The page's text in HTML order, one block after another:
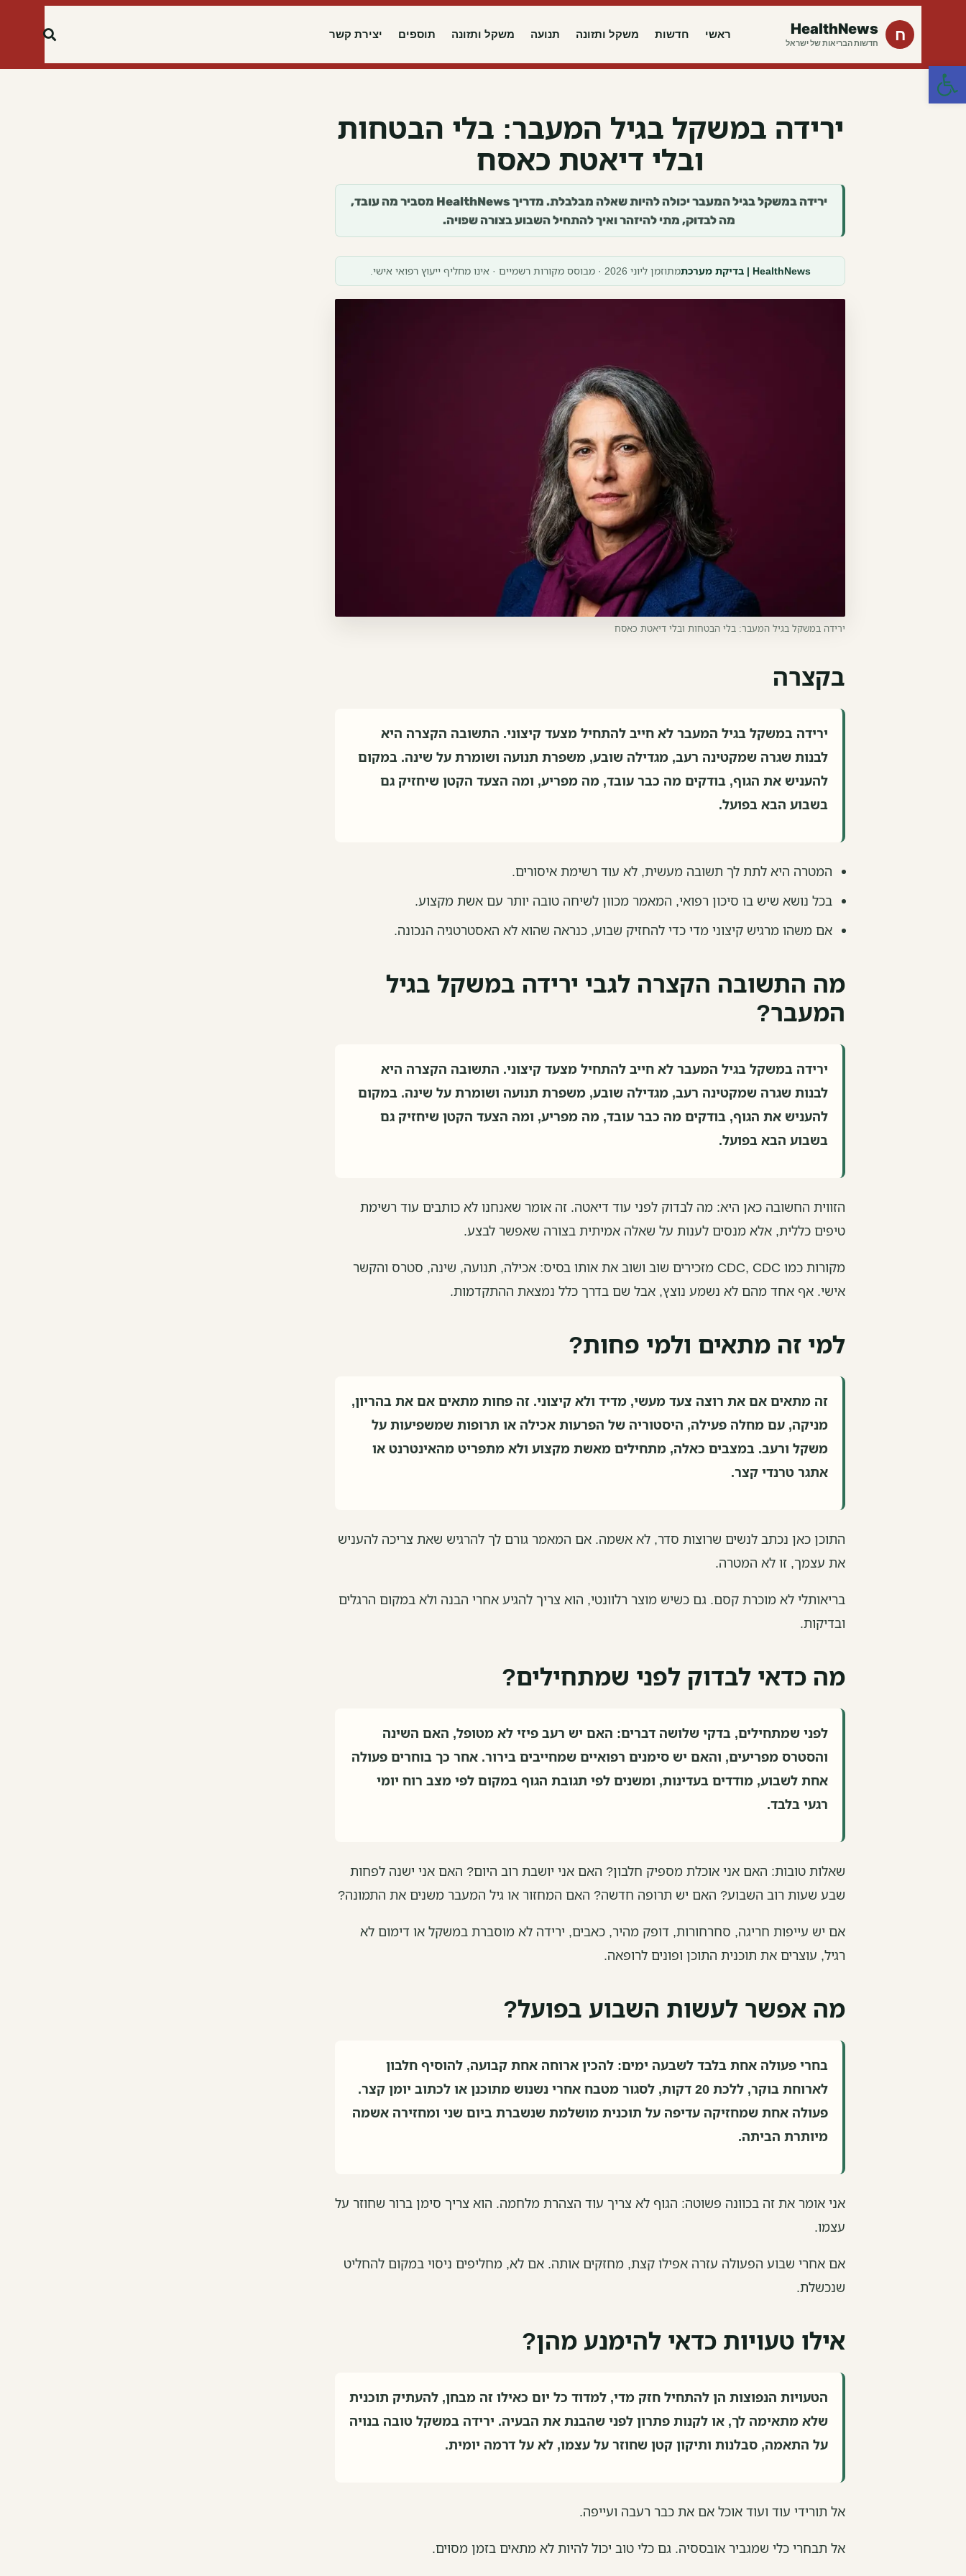
פתח סרגל נגישות
ח HealthNews
חדשות הבריאות של ישראל
ראשי חדשות משקל ותזונה תנועה משקל ותזונה תוספים יצירת קשר
ירידה במשקל בגיל המעבר יכולה להיות שאלה מבלבלת. מדריך HealthNews מסביר מה עובד,
מה לבדוק, מתי להיזהר ואיך להתחיל השבוע בצורה שפויה.
ירידה במשקל בגיל המעבר: בלי הבטחות
ובלי דיאטת כאסח
HealthNews | בדיקת מערכת מתוזמן ליוני 2026 · מבוסס מקורות רשמיים · אינו מחליף ייעוץ רפואי אישי.
ירידה במשקל בגיל המעבר: בלי הבטחות ובלי דיאטת כאסח
בקצרה
ירידה במשקל בגיל המעבר לא חייב להתחיל מצעד קיצוני. התשובה הקצרה היא
לבנות שגרה שמקטינה רעב, מגדילה שובע, משפרת תנועה ושומרת על שינה. במקום
להעניש את הגוף, בודקים מה כבר עובד, מה מפריע, ומה הצעד הקטן שיחזיק גם
בשבוע הבא בפועל.
המטרה היא לתת לך תשובה מעשית, לא עוד רשימת איסורים.
בכל נושא שיש בו סיכון רפואי, המאמר מכוון לשיחה טובה יותר עם אשת מקצוע.
אם משהו מרגיש קיצוני מדי כדי להחזיק שבוע, כנראה שהוא לא האסטרטגיה הנכונה.
מה התשובה הקצרה לגבי ירידה במשקל בגיל
המעבר?
ירידה במשקל בגיל המעבר לא חייב להתחיל מצעד קיצוני. התשובה הקצרה היא
לבנות שגרה שמקטינה רעב, מגדילה שובע, משפרת תנועה ושומרת על שינה. במקום
להעניש את הגוף, בודקים מה כבר עובד, מה מפריע, ומה הצעד הקטן שיחזיק גם
בשבוע הבא בפועל.
הזווית החשובה כאן היא: מה לבדוק לפני עוד דיאטה. זה אומר שאנחנו לא כותבים עוד רשימת
טיפים כללית, אלא מנסים לענות על שאלה אמיתית בצורה שאפשר לבצע.
מקורות כמו CDC, CDC מזכירים שוב ושוב את אותו בסיס: אכילה, תנועה, שינה, סטרס והקשר
אישי. אף אחד מהם לא נשמע נוצץ, אבל שם בדרך כלל נמצאת ההתקדמות.
למי זה מתאים ולמי פחות?
זה מתאים אם את רוצה צעד מעשי, מדיד ולא קיצוני. זה פחות מתאים אם את בהריון,
מניקה, עם מחלה פעילה, היסטוריה של הפרעות אכילה או תרופות שמשפיעות על
משקל ורעב. במצבים כאלה, מתחילים מאשת מקצוע ולא מתפריט מהאינטרנט או
אתגר טרנדי קצר.
התוכן כאן נכתב לנשים שרוצות סדר, לא אשמה. אם המאמר גורם לך להרגיש שאת צריכה להעניש
את עצמך, זו לא המטרה.
בריאותלי לא מוכרת קסם. גם כשיש מוצר רלוונטי, הוא צריך להגיע אחרי הבנה ולא במקום הרגלים
ובדיקות.
מה כדאי לבדוק לפני שמתחילים?
לפני שמתחילים, בדקי שלושה דברים: האם יש רעב פיזי לא מטופל, האם השינה
והסטרס מפריעים, והאם יש סימנים רפואיים שמחייבים בירור. אחר כך בוחרים פעולה
אחת לשבוע, מודדים בעדינות, ומשנים לפי תגובת הגוף במקום לפי מצב רוח יומי
רגעי בלבד.
שאלות טובות: האם אני אוכלת מספיק חלבון? האם אני יושבת רוב היום? האם אני ישנה לפחות
שבע שעות רוב השבוע? האם יש תרופה חדשה? האם המחזור או גיל המעבר משנים את התמונה?
אם יש עייפות חריגה, סחרחורות, דופק מהיר, כאבים, ירידה לא מוסברת במשקל או דימום לא
רגיל, עוצרים את תוכנית התוכן ופונים לרופאה.
מה אפשר לעשות השבוע בפועל?
בחרי פעולה אחת בלבד לשבעה ימים: להכין ארוחה אחת קבועה, להוסיף חלבון
לארוחת בוקר, ללכת 20 דקות, לסגור מטבח אחרי נשנוש מתוכנן או לכתוב יומן קצר.
פעולה אחת שמחזיקה עדיפה על תוכנית מושלמת שנשברת ביום שני ומחזירה אשמה
מיותרת הביתה.
אני אומר את זה בכוונה פשוטה: הגוף לא צריך עוד הצהרת מלחמה. הוא צריך סימן ברור שחוזר על
עצמו.
אם אחרי שבוע הפעולה עזרה אפילו קצת, מחזקים אותה. אם לא, מחליפים ניסוי במקום להחליט
שנכשלת.
אילו טעויות כדאי להימנע מהן?
הטעויות הנפוצות הן להתחיל חזק מדי, למדוד כל יום כאילו זה מבחן, להעתיק תוכנית
שלא מתאימה לך, או לקנות פתרון לפני שהבנת את הבעיה. ירידה במשקל טובה בנויה
על התאמה, סבלנות ותיקון קטן שחוזר על עצמו, לא על דרמה יומית.
אל תורידי עוד ועוד אוכל אם את כבר רעבה ועייפה.
אל תבחרי כלי שמגביר אובססיה. גם כלי טוב יכול להיות לא מתאים בזמן מסוים.